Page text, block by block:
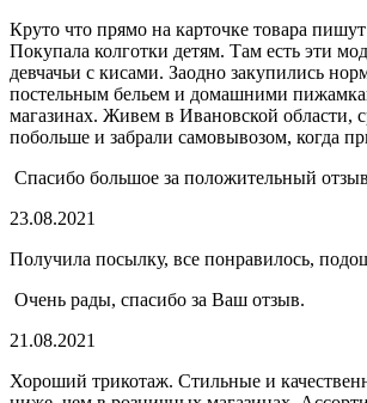
Круто что прямо на карточке товара
Покупала колготки детям. Там есть эти
девчачьи с кисами. Заодно закупились
постельным бельем и домашними
магазинах. Живем в Ивановской области,
побольше и забрали самовывозом, когда
Спасибо большое за положительный
23.08.2021
Получила посылку, все понравилось,
Очень рады, спасибо за Ваш отзыв.
21.08.2021
Хороший трикотаж. Стильные и